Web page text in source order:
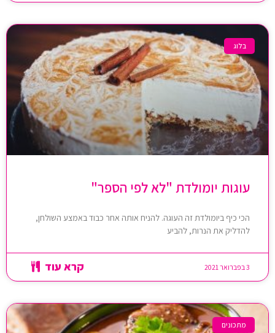
בלוג
עוגות יומולדת "לא לפי הספר"
הכי כיף ביומולדת זה העוגה. להניח אותה אחר כבוד באמצע השולחן,
להדליק את הנרות, להביע
קרא עוד 3 בפברואר 2021
מתכונים